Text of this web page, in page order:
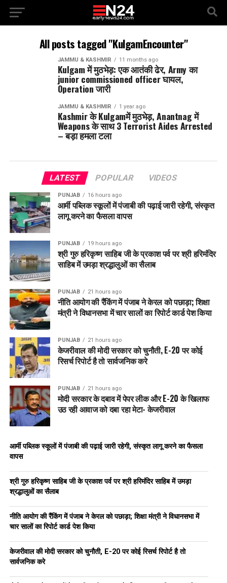
All posts tagged "KulgamEncounter"
JAMMU & KASHMIR 11 months ago
Kulgam में मुठभेड़: एक आतंकी ढेर, Army का
junior commissioned officer घायल,
Operation जारी
JAMMU & KASHMIR 1 year ago
Kashmir के Kulgamमें मुठभेड़, Anantnag में
Weapons के साथ 3 Terrorist Aides Arrested
– बड़ा हमला टला
LATEST POPULAR VIDEOS
PUNJAB 16 hours ago
आर्मी पब्लिक स्कूलों में पंजाबी की पढ़ाई जारी रहेगी, संस्कृत
लागू करने का फैसला वापस
PUNJAB 19 hours ago
श्री गुरु हरिकृष्ण साहिब जी के प्रकाश पर्व पर श्री हरिमंदिर
साहिब में उमड़ा श्रद्धालुओं का सैलाब
PUNJAB 21 hours ago
नीति आयोग की रैंकिंग में पंजाब ने केरल को पछाड़ा; शिक्षा
मंत्री ने विधानसभा में चार सालों का रिपोर्ट कार्ड पेश किया
PUNJAB 21 hours ago
केजरीवाल की मोदी सरकार को चुनौती, E-20 पर कोई
रिसर्च रिपोर्ट है तो सार्वजनिक करे
PUNJAB 21 hours ago
मोदी सरकार के दबाव में पेपर लीक और E-20 के खिलाफ
उठ रही आवाज को दबा रहा मेटा- केजरीवाल
आर्मी पब्लिक स्कूलों में पंजाबी की पढ़ाई जारी रहेगी, संस्कृत लागू करने का फैसला
वापस
श्री गुरु हरिकृष्ण साहिब जी के प्रकाश पर्व पर श्री हरिमंदिर साहिब में उमड़ा
श्रद्धालुओं का सैलाब
नीति आयोग की रैंकिंग में पंजाब ने केरल को पछाड़ा; शिक्षा मंत्री ने विधानसभा में
चार सालों का रिपोर्ट कार्ड पेश किया
केजरीवाल की मोदी सरकार को चुनौती, E-20 पर कोई रिसर्च रिपोर्ट है तो
सार्वजनिक करे